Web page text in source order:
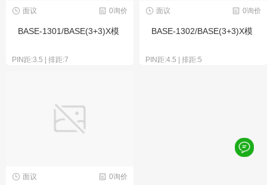
0询价
面议
BASE-1301/BASE(3+3)X模
PIN距:3.5 | 排距:7
0询价
面议
BASE-1302/BASE(3+3)X模
PIN距:4.5 | 排距:5
0询价
面议